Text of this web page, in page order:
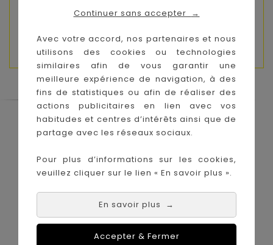
Continuer sans accepter →
Avec votre accord, nos partenaires et nous
utilisons des cookies ou technologies
similaires afin de vous garantir une
meilleure expérience de navigation, à des
fins de statistiques ou afin de réaliser des
actions publicitaires en lien avec vos
habitudes et centres d’intérêts ainsi que de
partage avec les réseaux sociaux.
Pour plus d’informations sur les cookies,
veuillez cliquer sur le lien « En savoir plus ».
En savoir plus →
Accepter & Fermer
souhaités, et de le refermer complètement.
Composition :Jersey 100% polyester.
Le Coin des Petits propose les plus
grandes marques de puériculture aux
Nos magasins à Achat en ligne :